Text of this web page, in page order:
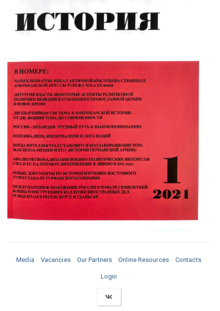
Media Vacancies Our Partners Online Resources Contacts
Login